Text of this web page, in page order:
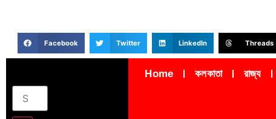
Facebook Twitter LinkedIn Threads
Home কলকাতা রাজ্য